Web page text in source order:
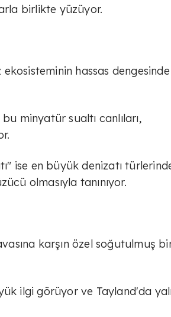
birlikte yüzüyor.
hassas dengesinde
minyatür sualtı canlıları,
ise en büyük denizatı
olmasıyla tanınıyor.
karşın özel soğutulmuş
ilgi görüyor ve Tayland'da